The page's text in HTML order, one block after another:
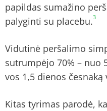
papildas sumažino
palyginti su placebu.3
Vidutinė peršalimo
sutrumpėjo 70% – nuo
vos 1,5 dienos
Kitas tyrimas parodė,